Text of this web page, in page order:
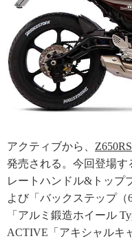
アクティブから、 Z650RS
発売される。今回登場す
レートハンドル&トップ
よび「バックステップ
「アルミ鍛造ホイール
ACTIVE「アキシャルキ